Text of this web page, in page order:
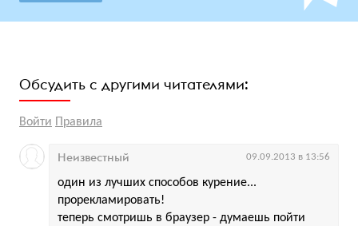
Обсудить с другими читателями:
Войти Правила
один из лучших способов курение...
прорекламировать!
теперь смотришь в браузер - думаешь пойти
Неизвестный 09.09.2013 в 13:56